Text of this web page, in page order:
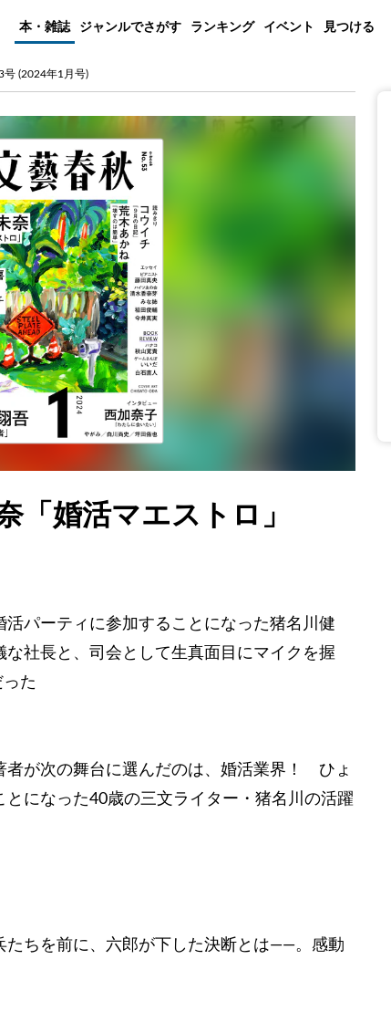
本・雑誌 ジャンルでさがす ランキング イベント 見つける
(2024年1月号)
婚活マエストロ」
パーティに参加することになった猪名川健
社長と、司会として生真面目にマイクを握
た
者が次の舞台に選んだのは、婚活業界！ ひょ
になった40歳の三文ライター・猪名川の活躍
たちを前に、六郎が下した決断とは――。感動